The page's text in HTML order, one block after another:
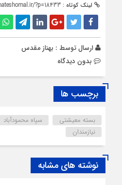
لینک کوتاه : ?p=18433
ارسال توسط : بهناز مقدس
بدون دیدگاه
برچسب ها
بسته معیشتی سپاه محمودآباد
نیازمندان
نوشته های مشابه